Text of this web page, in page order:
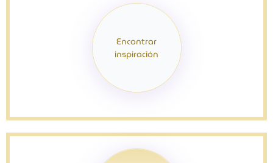
Encontrar
inspiración